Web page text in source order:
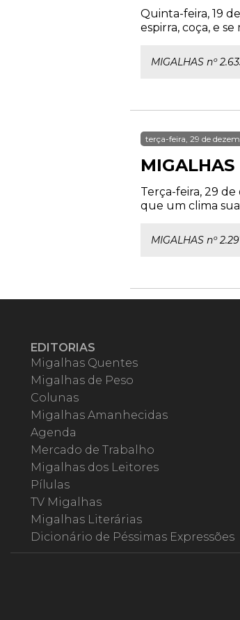
Quinta-feira, 19
espirra, coça, e
MIGALHAS nº
terça-feira, 29 de
Terça-feira, 29
que um clima
MIGALHAS nº
EDITORIAS
Migalhas Quentes
Migalhas de Peso
Colunas
Migalhas Amanhecidas
Agenda
Mercado de Trabalho
Migalhas dos Leitores
Pílulas
TV Migalhas
Migalhas Literárias
Dicionário de Péssimas Expressões